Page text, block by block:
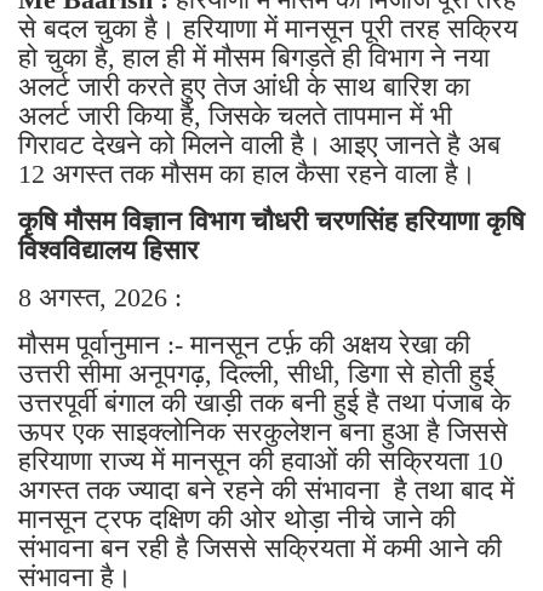
से बदल चुका है। हरियाणा में मानसून पूरी तरह सक्रिय
हो चुका है, हाल ही में मौसम बिगड़ते ही विभाग ने नया
अलर्ट जारी करते हुए तेज आंधी के साथ बारिश का
अलर्ट जारी किया है, जिसके चलते तापमान में भी
गिरावट देखने को मिलने वाली है। आइए जानते है अब
12 अगस्त तक मौसम का हाल कैसा रहने वाला है।
कृषि मौसम विज्ञान विभाग चौधरी चरणसिंह हरियाणा कृषि
विश्वविद्यालय हिसार
8 अगस्त, 2026 :
मौसम पूर्वानुमान :- मानसून टर्फ़ की अक्षय रेखा की
उत्तरी सीमा अनूपगढ़, दिल्ली, सीधी, डिगा से होती हुई
उत्तरपूर्वी बंगाल की खाड़ी तक बनी हुई है तथा पंजाब के
ऊपर एक साइक्लोनिक सरकुलेशन बना हुआ है जिससे
हरियाणा राज्य में मानसून की हवाओं की सक्रियता 10
अगस्त तक ज्यादा बने रहने की संभावना है तथा बाद में
मानसून ट्रफ दक्षिण की ओर थोड़ा नीचे जाने की
संभावना बन रही है जिससे सक्रियता में कमी आने की
संभावना है।